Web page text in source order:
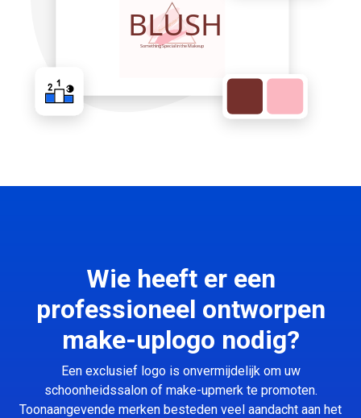
Wie heeft er een
professioneel ontworpen
make-uplogo nodig?
Een exclusief logo is onvermijdelijk om uw
schoonheidssalon of make-upmerk te promoten.
Toonaangevende merken besteden veel aandacht aan het